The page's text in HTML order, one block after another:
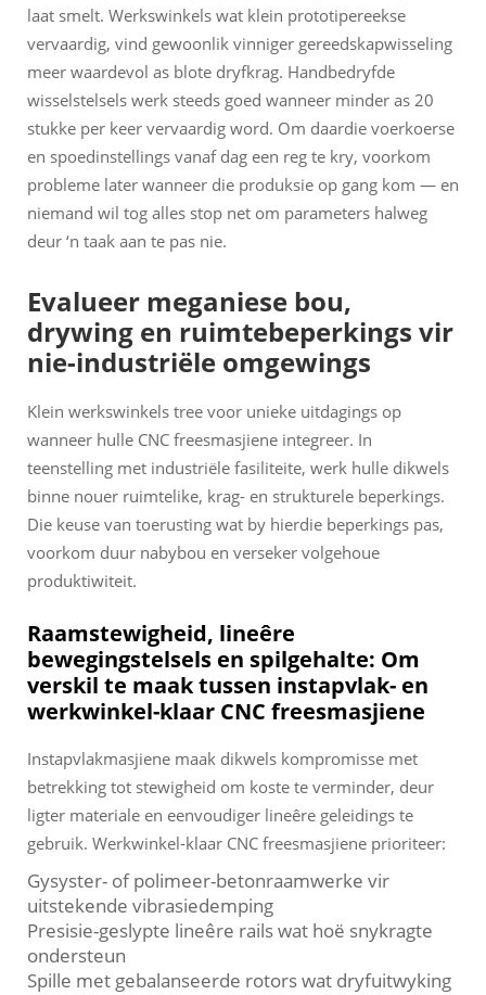
laat smelt. Werkswinkels wat klein prototipereekse
vervaardig, vind gewoonlik vinniger gereedskapwisseling
meer waardevol as blote dryfkrag. Handbedryfde
wisselstelsels werk steeds goed wanneer minder as 20
stukke per keer vervaardig word. Om daardie voerkoerse
en spoedinstellings vanaf dag een reg te kry, voorkom
probleme later wanneer die produksie op gang kom — en
niemand wil tog alles stop net om parameters halweg
deur ‘n taak aan te pas nie.
Evalueer meganiese bou,
drywing en ruimtebeperkings vir
nie-industriële omgewings
Klein werkswinkels tree voor unieke uitdagings op
wanneer hulle CNC freesmasjiene integreer. In
teenstelling met industriële fasiliteite, werk hulle dikwels
binne nouer ruimtelike, krag- en strukturele beperkings.
Die keuse van toerusting wat by hierdie beperkings pas,
voorkom duur nabybou en verseker volgehoue
produktiwiteit.
Raamstewigheid, lineêre
bewegingstelsels en spilgehalte: Om
verskil te maak tussen instapvlak- en
werkwinkel-klaar CNC freesmasjiene
Instapvlakmasjiene maak dikwels kompromisse met
betrekking tot stewigheid om koste te verminder, deur
ligter materiale en eenvoudiger lineêre geleidings te
gebruik. Werkwinkel-klaar CNC freesmasjiene prioriteer:
Gysyster- of polimeer-betonraamwerke vir
uitstekende vibrasiedemping
Presisie-geslypte lineêre rails wat hoë snykragte
ondersteun
Spille met gebalanseerde rotors wat dryfuitwyking